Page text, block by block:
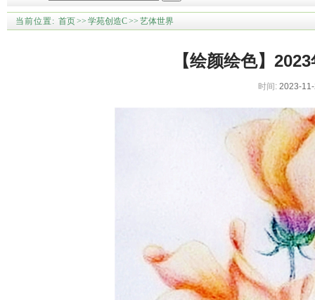
当前位置: 首页>> 学苑创造C>> 艺体世界
【绘颜绘色】
时间: 2023-